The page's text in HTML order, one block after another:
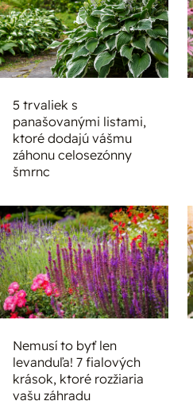
5 trvaliek s
panašovanými listami,
ktoré dodajú vášmu
záhonu celosezónny
šmrnc
Nemusí to byť len
levanduľa! 7 fialových
krások, ktoré rozžiaria
vašu záhradu